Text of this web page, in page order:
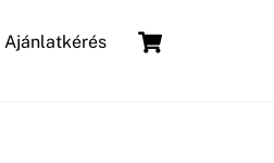
Ajánlatkérés